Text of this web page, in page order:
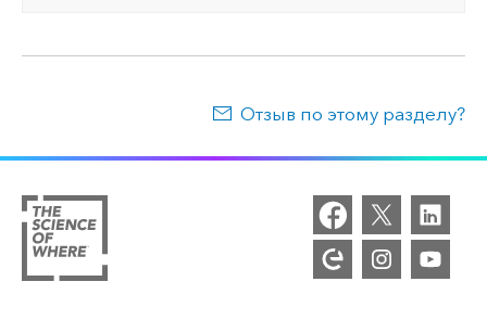
Отзыв по этому разделу?